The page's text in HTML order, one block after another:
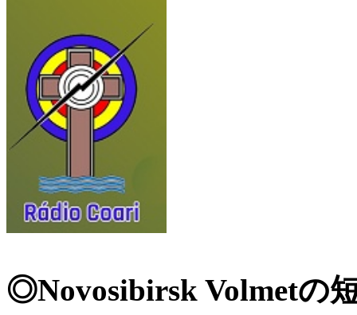
◎Novosibirsk Volmetの